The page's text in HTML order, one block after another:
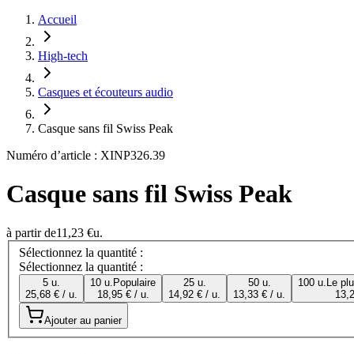
Accueil
High-tech
Casques et écouteurs audio
Casque sans fil Swiss Peak
Numéro d’article : XINP326.39
Casque sans fil Swiss Peak
à partir de11,23 €u.
Sélectionnez la quantité :
Sélectionnez la quantité :
5 u.
25,68 € / u.
10 u. Populaire
18,95 € / u.
25 u.
14,92 € / u.
50 u.
13,33 € / u.
100 u. Le
Ajouter au panier